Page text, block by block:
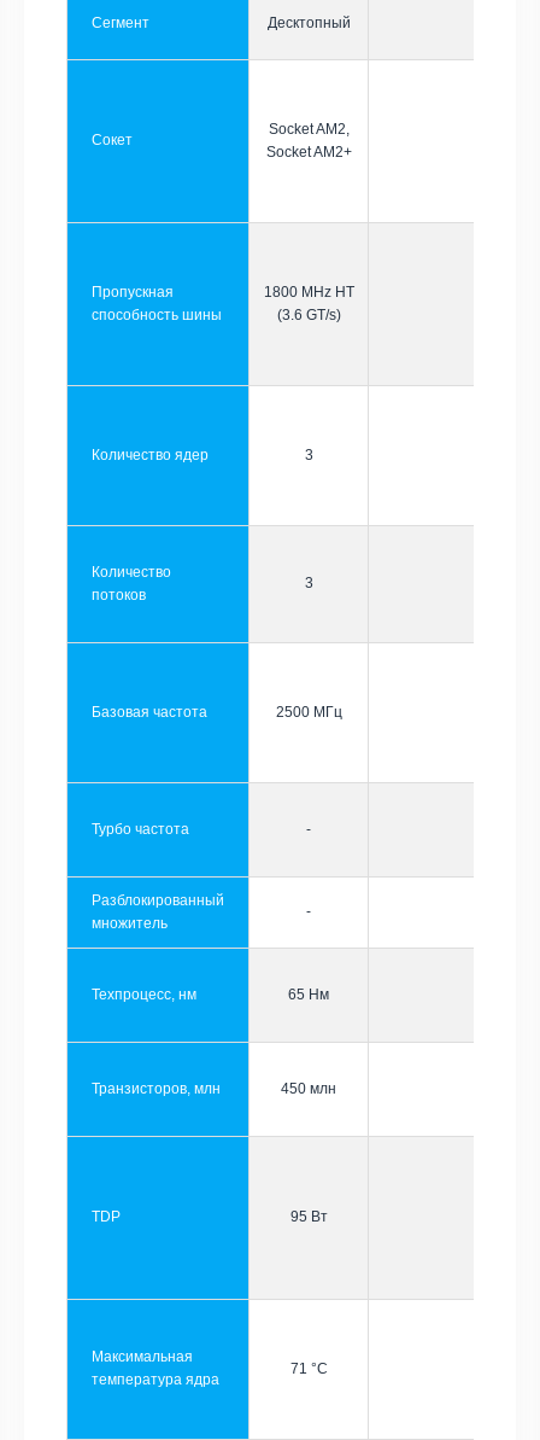
Сегмент Десктопный
Сокет
Socket AM2,
Socket AM2+
Пропускная
способность шины
1800 MHz HT
(3.6 GT/s)
Количество ядер 3
Количество
потоков
3
Базовая частота 2500 МГц
Турбо частота -
Разблокированный
множитель
-
Техпроцесс, нм 65 Нм
Транзисторов, млн 450 млн
TDP 95 Вт
Максимальная
температура ядра
71 °C